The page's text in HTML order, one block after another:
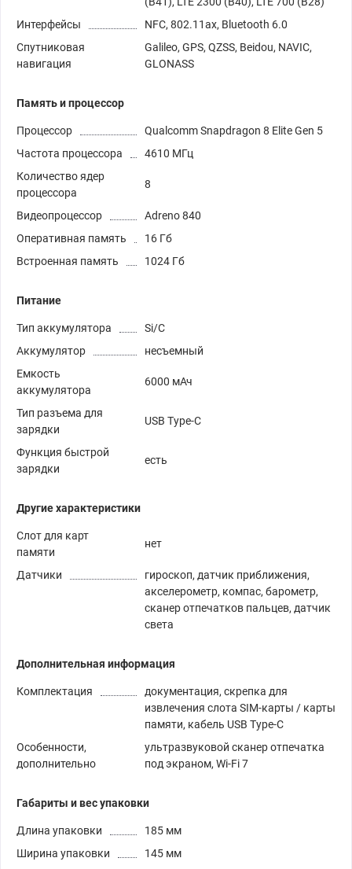
Интерфейсы
NFC, 802.11ax, Bluetooth 6.0
Спутниковая
навигация
Galileo, GPS, QZSS, Beidou, NAVIC,
GLONASS
Память и процессор
Процессор
Qualcomm Snapdragon 8 Elite Gen 5
Частота процессора
4610 МГц
Количество ядер
процессора
8
Видеопроцессор
Adreno 840
Оперативная память
16 Гб
Встроенная память
1024 Гб
Питание
Тип аккумулятора
Si/C
Аккумулятор
несъемный
Емкость
аккумулятора
6000 мАч
Тип разъема для
зарядки
USB Type-C
Функция быстрой
зарядки
есть
Другие характеристики
Слот для карт
памяти
нет
Датчики
гироскоп, датчик приближения,
акселерометр, компас, барометр,
сканер отпечатков пальцев, датчик
света
Дополнительная информация
Комплектация
документация, скрепка для
извлечения слота SIM-карты / карты
памяти, кабель USB Type-C
Особенности,
дополнительно
ультразвуковой сканер отпечатка
под экраном, Wi-Fi 7
Габариты и вес упаковки
Длина упаковки
185 мм
Ширина упаковки
145 мм